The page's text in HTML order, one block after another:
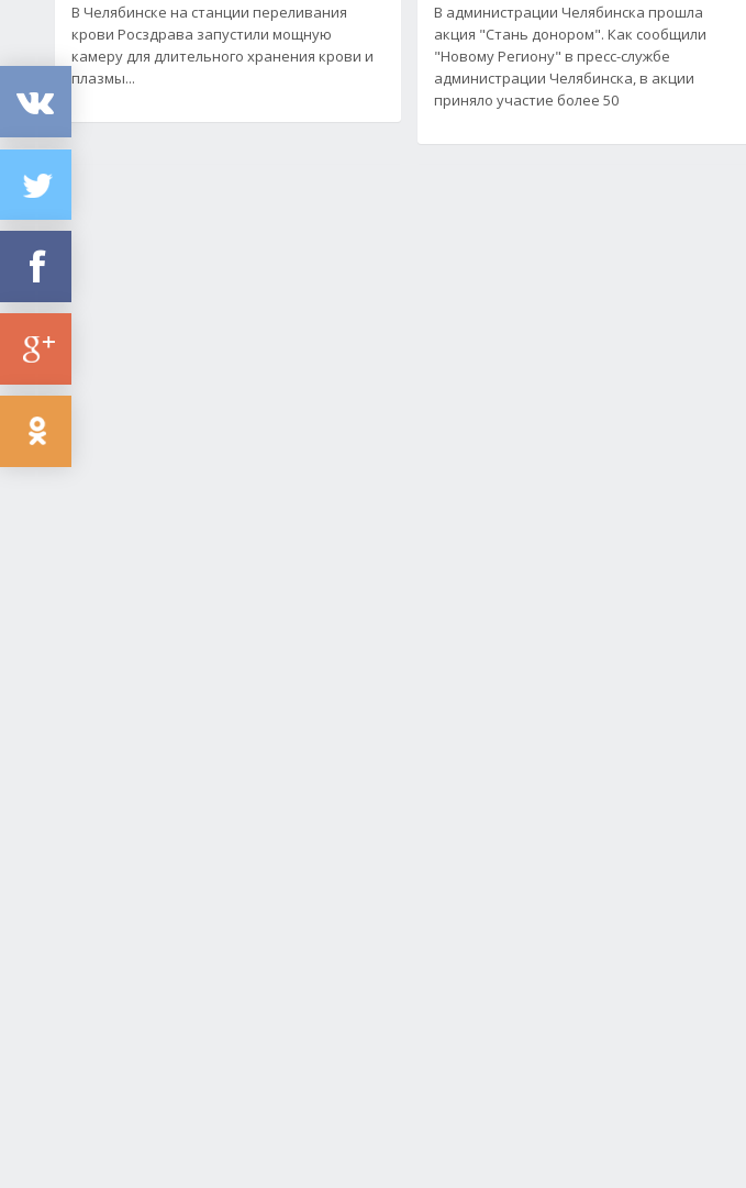
В Челябинске на станции переливания
крови Росздрава запустили мощную
камеру для длительного хранения крови и
плазмы...
В администрации Челябинска прошла
акция "Стань донором". Как сообщили
"Новому Региону" в пресс-службе
администрации Челябинска, в акции
приняло участие более 50